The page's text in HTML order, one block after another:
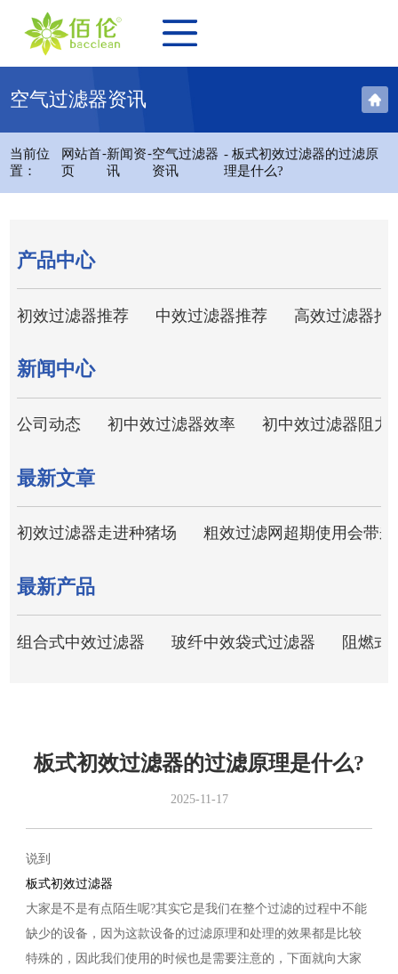
空气过滤器资讯
当前位
置：
网站首
页
-新闻资
讯
-空气过滤器
资讯
- 板式初效过滤器的过滤原
理是什么?
产品中心
初效过滤器推荐 中效过滤器推荐 高效过滤器推
新闻中心
公司动态 初中效过滤器效率 初中效过滤器阻力
最新文章
初效过滤器走进种猪场 粗效过滤网超期使用会带
最新产品
组合式中效过滤器 玻纤中效袋式过滤器 阻燃式
板式初效过滤器的过滤原理是什么?
2025-11-17
说到
板式初效过滤器
大家是不是有点陌生呢?其实它是我们在整个过滤的过程中不能
缺少的设备，因为这款设备的过滤原理和处理的效果都是比较
特殊的，因此我们使用的时候也是需要注意的，下面就向大家